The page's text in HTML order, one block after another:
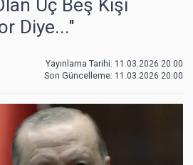
Üç Beş Kişi
Diye..."
Yayınlama Tarihi: 11.03.2026 20:00
Son Güncelleme: 11.03.2026 20:00